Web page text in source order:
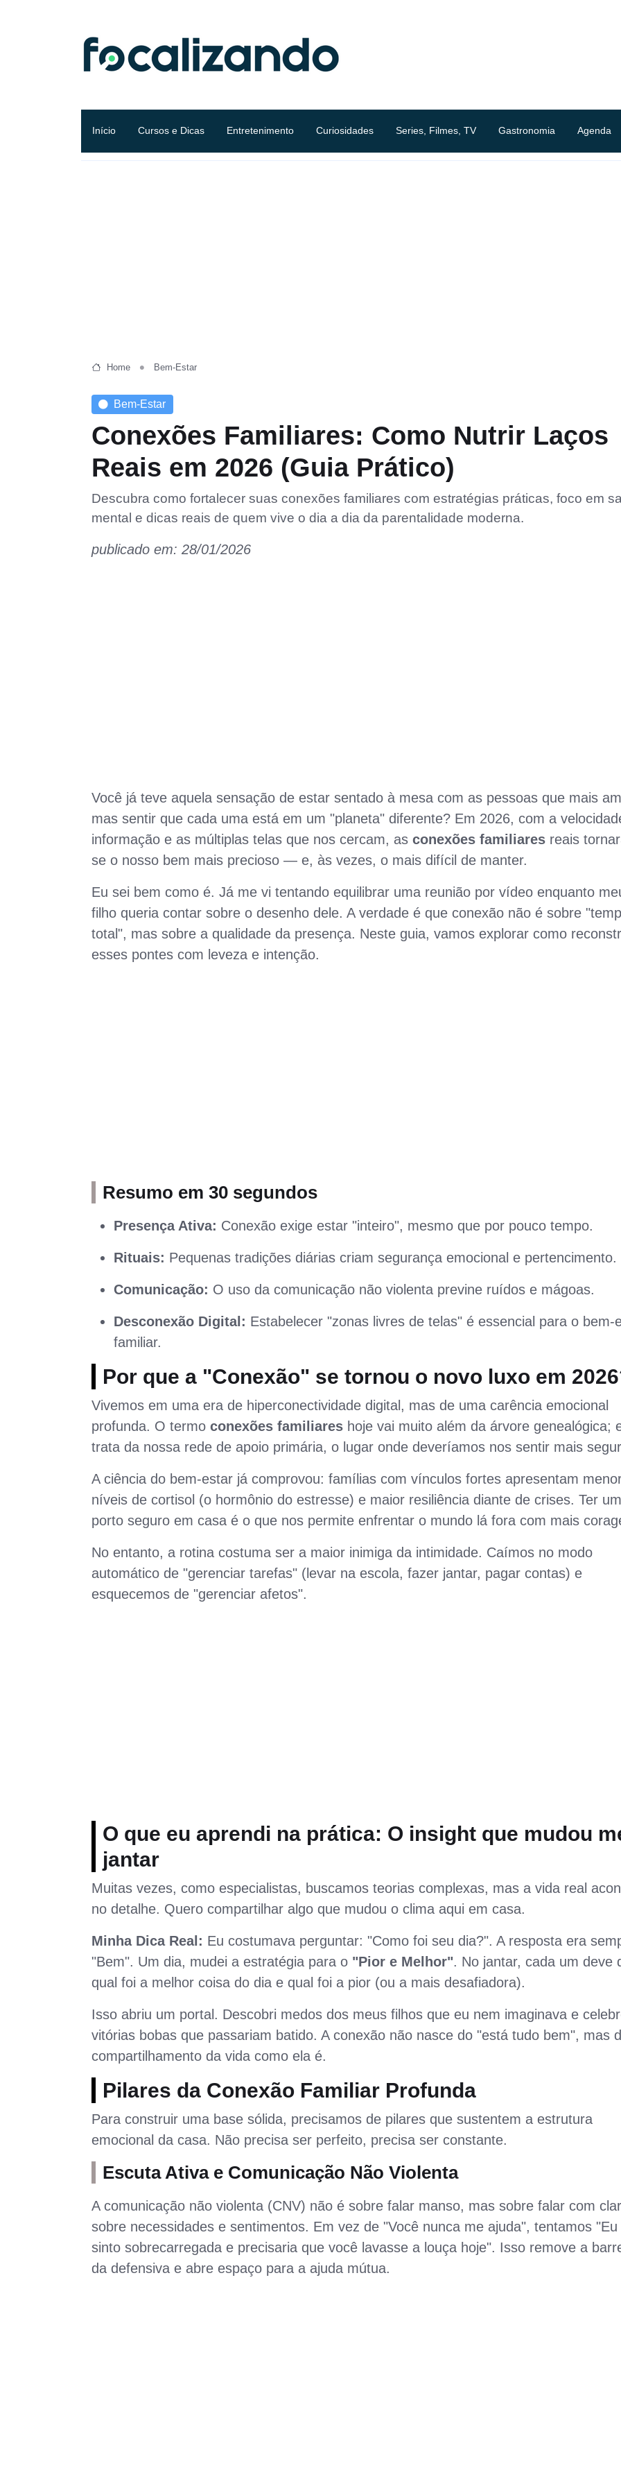
Início Cursos e Dicas Entretenimento Curiosidades Series, Filmes, TV Gastronomia Agenda
Home Bem-Estar
Bem-Estar
Conexões Familiares: Como Nutrir Laços
Reais em 2026 (Guia Prático)
Descubra como fortalecer suas conexões familiares com estratégias práticas, foco em
mental e dicas reais de quem vive o dia a dia da parentalidade moderna.
publicado em: 28/01/2026
Você já teve aquela sensação de estar sentado à mesa com as pessoas que mais
mas sentir que cada uma está em um "planeta" diferente? Em 2026, com a
informação e as múltiplas telas que nos cercam, as conexões familiares reais
se o nosso bem mais precioso — e, às vezes, o mais difícil de manter.
Eu sei bem como é. Já me vi tentando equilibrar uma reunião por vídeo enquanto
filho queria contar sobre o desenho dele. A verdade é que conexão não é sobre
total", mas sobre a qualidade da presença. Neste guia, vamos explorar como
esses pontes com leveza e intenção.
Resumo em 30 segundos
Presença Ativa: Conexão exige estar "inteiro", mesmo que por pouco tempo.
Rituais: Pequenas tradições diárias criam segurança emocional e pertencimento.
Comunicação: O uso da comunicação não violenta previne ruídos e mágoas.
Desconexão Digital: Estabelecer "zonas livres de telas" é essencial para o bem-
familiar.
Por que a "Conexão" se tornou o novo luxo em
Vivemos em uma era de hiperconectividade digital, mas de uma carência emocional
profunda. O termo conexões familiares hoje vai muito além da árvore genealógica;
trata da nossa rede de apoio primária, o lugar onde deveríamos nos sentir mais
A ciência do bem-estar já comprovou: famílias com vínculos fortes apresentam
níveis de cortisol (o hormônio do estresse) e maior resiliência diante de crises. Ter um
porto seguro em casa é o que nos permite enfrentar o mundo lá fora com mais
No entanto, a rotina costuma ser a maior inimiga da intimidade. Caímos no modo
automático de "gerenciar tarefas" (levar na escola, fazer jantar, pagar contas) e
esquecemos de "gerenciar afetos".
O que eu aprendi na prática: O insight que mudou
jantar
Muitas vezes, como especialistas, buscamos teorias complexas, mas a vida real
no detalhe. Quero compartilhar algo que mudou o clima aqui em casa.
Minha Dica Real: Eu costumava perguntar: "Como foi seu dia?". A resposta era
"Bem". Um dia, mudei a estratégia para o "Pior e Melhor". No jantar, cada um deve
qual foi a melhor coisa do dia e qual foi a pior (ou a mais desafiadora).
Isso abriu um portal. Descobri medos dos meus filhos que eu nem imaginava e
vitórias bobas que passariam batido. A conexão não nasce do "está tudo bem", mas
compartilhamento da vida como ela é.
Pilares da Conexão Familiar Profunda
Para construir uma base sólida, precisamos de pilares que sustentem a estrutura
emocional da casa. Não precisa ser perfeito, precisa ser constante.
Escuta Ativa e Comunicação Não Violenta
A comunicação não violenta (CNV) não é sobre falar manso, mas sobre falar com
sobre necessidades e sentimentos. Em vez de "Você nunca me ajuda", tentamos "Eu
sinto sobrecarregada e precisaria que você lavasse a louça hoje". Isso remove a
da defensiva e abre espaço para a ajuda mútua.